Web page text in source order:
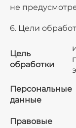
не
6. Цели
Цель
обработки
Персональные
данные
Правовые